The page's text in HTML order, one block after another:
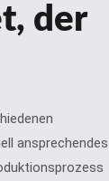
der
ansprechendes